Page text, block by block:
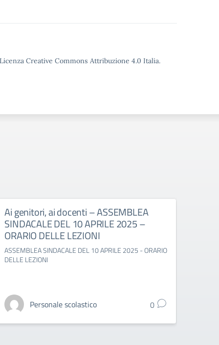
Creative Commons Attribuzione 4.0 Italia.
Ai genitori, ai docenti – ASSEMBLEA
SINDACALE DEL 10 APRILE 2025 –
ORARIO DELLE LEZIONI
ASSEMBLEA SINDACALE DEL 10 APRILE 2025 - ORARIO
DELLE LEZIONI
Personale scolastico 0